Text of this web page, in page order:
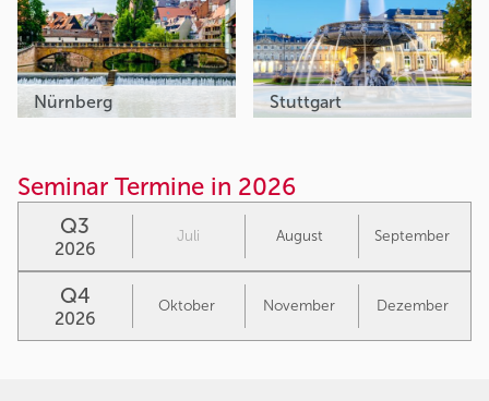
Nürnberg Stuttgart
Seminar Termine in 2026
Q3
2026
Juli August September
Q4
2026
Oktober November Dezember